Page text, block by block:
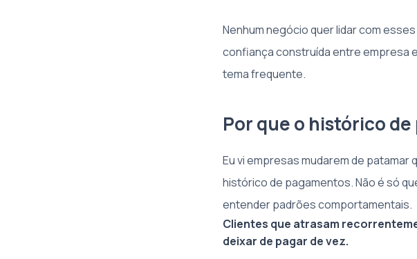
Nenhum negócio quer lidar com
confiança construída entre empresa
tema frequente.
Por que o histórico
Eu vi empresas mudarem de patamar
histórico de pagamentos. Não é só
entender padrões comportamentais.
Clientes que atrasam
deixar de pagar de vez.